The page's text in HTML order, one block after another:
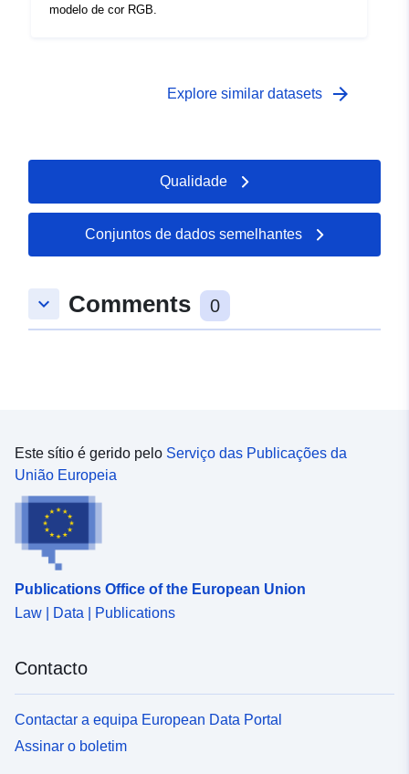
modelo de cor RGB.
Explore similar datasets arrow_forward
Qualidade
Conjuntos de dados semelhantes
keyboard_arrow_down Comments 0
Este sítio é gerido pelo Serviço das Publicações da
União Europeia
Publications Office of the European Union
Law | Data | Publications
Contacto
Contactar a equipa European Data Portal
Assinar o boletim